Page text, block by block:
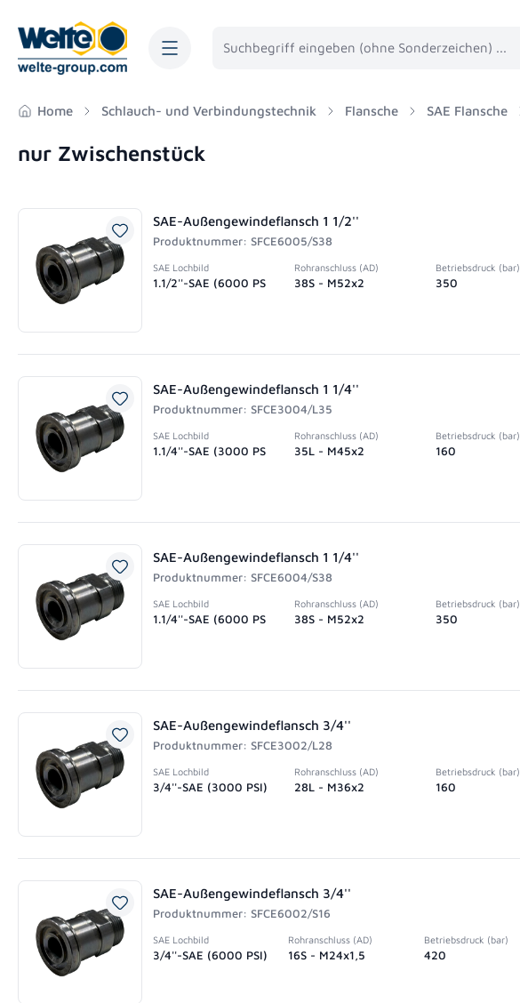
Zur Hauptnavigation springen
Home Schlauch- und Verbindungstechnik Flansche SAE Flansche
nur Zwischenstück
SAE-Außengewindeflansch 1 1/2''
Produktnummer: SFCE6005/S38
SAE Lochbild
1.1/2''-SAE (6000 PS
Rohranschluss (AD)
38S - M52x2
Betriebsdruck (bar)
350
SAE-Außengewindeflansch 1 1/4''
Produktnummer: SFCE3004/L35
SAE Lochbild
1.1/4''-SAE (3000 PS
Rohranschluss (AD)
35L - M45x2
Betriebsdruck (bar)
160
SAE-Außengewindeflansch 1 1/4''
Produktnummer: SFCE6004/S38
SAE Lochbild
1.1/4''-SAE (6000 PS
Rohranschluss (AD)
38S - M52x2
Betriebsdruck (bar)
350
SAE-Außengewindeflansch 3/4''
Produktnummer: SFCE3002/L28
SAE Lochbild
3/4''-SAE (3000 PSI)
Rohranschluss (AD)
28L - M36x2
Betriebsdruck (bar)
160
SAE-Außengewindeflansch 3/4''
Produktnummer: SFCE6002/S16
SAE Lochbild
3/4''-SAE (6000 PSI)
Rohranschluss (AD)
16S - M24x1,5
Betriebsdruck (bar)
420